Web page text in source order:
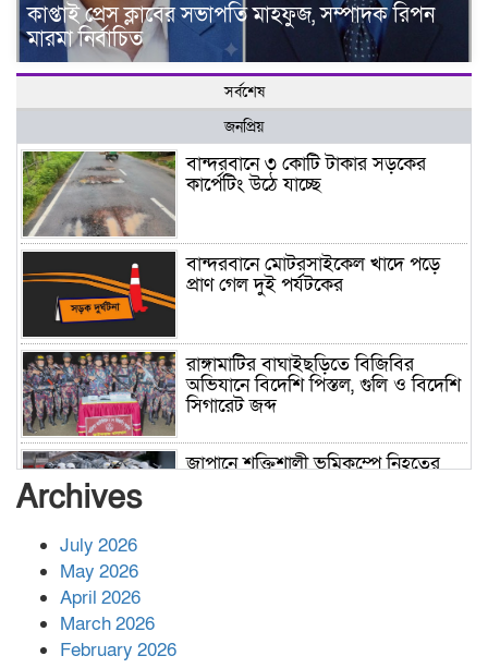
কাপ্তাই প্রেস ক্লাবের সভাপতি মাহফুজ, সম্পাদক রিপন
মারমা নির্বাচিত
সর্বশেষ
জনপ্রিয়
বান্দরবানে ৩ কোটি টাকার সড়কের
কার্পেটিং উঠে যাচ্ছে
বান্দরবানে মোটরসাইকেল খাদে পড়ে
প্রাণ গেল দুই পর্যটকের
রাঙ্গামাটির বাঘাইছড়িতে বিজিবির
অভিযানে বিদেশি পিস্তল, গুলি ও বিদেশি
সিগারেট জব্দ
জাপানে শক্তিশালী ভূমিকম্পে নিহতের
Archives
July 2026
May 2026
April 2026
March 2026
February 2026